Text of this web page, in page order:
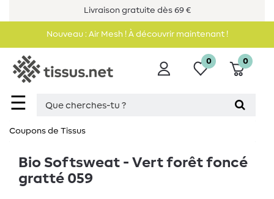
Livraison gratuite dès 69 €
Nouveau : Air Mesh ! À découvrir maintenant !
☰
0 0
Coupons de Tissus
Bio Softsweat - Vert forêt foncé
gratté 059